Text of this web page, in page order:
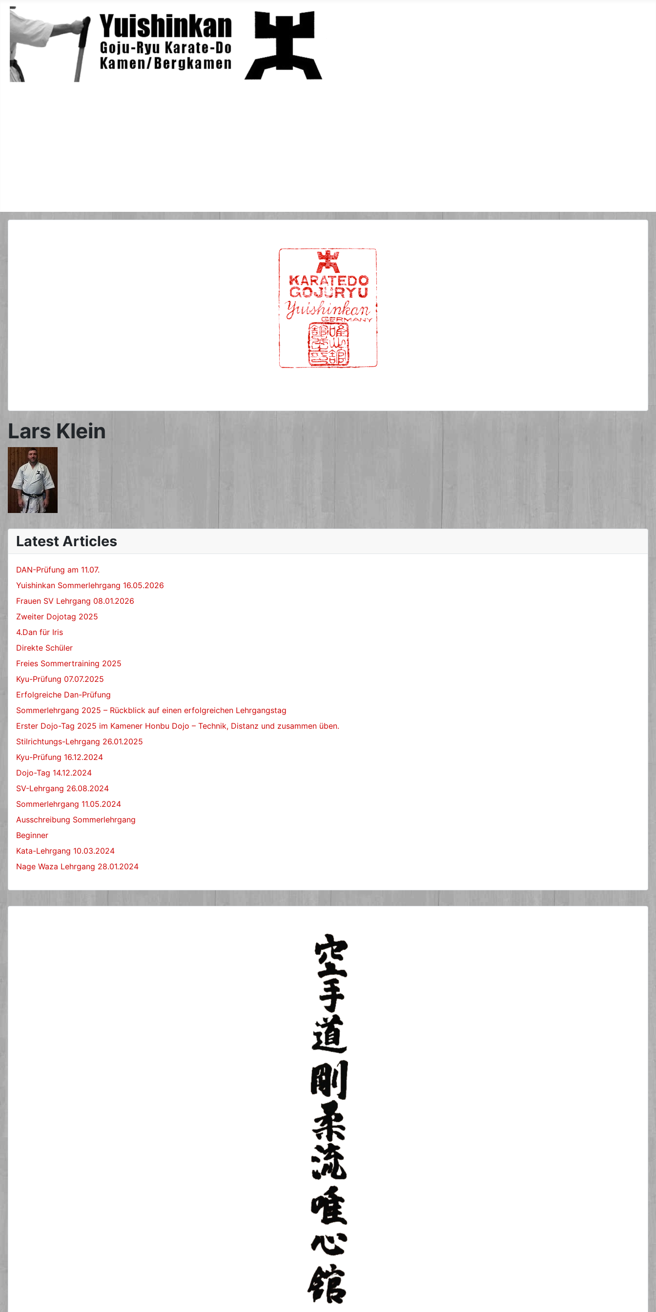
Lars Klein
Latest Articles
DAN-Prüfung am 11.07.
Yuishinkan Sommerlehrgang 16.05.2026
Frauen SV Lehrgang 08.01.2026
Zweiter Dojotag 2025
4.Dan für Iris
Direkte Schüler
Freies Sommertraining 2025
Kyu-Prüfung 07.07.2025
Erfolgreiche Dan-Prüfung
Sommerlehrgang 2025 – Rückblick auf einen erfolgreichen Lehrgangstag
Erster Dojo-Tag 2025 im Kamener Honbu Dojo – Technik, Distanz und zusammen üben.
Stilrichtungs-Lehrgang 26.01.2025
Kyu-Prüfung 16.12.2024
Dojo-Tag 14.12.2024
SV-Lehrgang 26.08.2024
Sommerlehrgang 11.05.2024
Ausschreibung Sommerlehrgang
Beginner
Kata-Lehrgang 10.03.2024
Nage Waza Lehrgang 28.01.2024